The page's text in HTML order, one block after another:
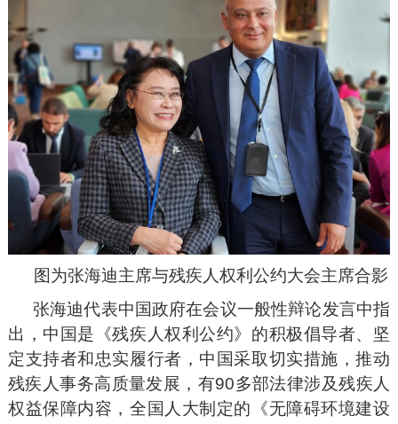
图为张海迪主席与残疾人权利公约大会主席合影
张海迪代表中国政府在会议一般性辩论发言中指
出，中国是《残疾人权利公约》的积极倡导者、坚
定支持者和忠实履行者，中国采取切实措施，推动
残疾人事务高质量发展，有90多部法律涉及残疾人
权益保障内容，全国人大制定的《无障碍环境建设